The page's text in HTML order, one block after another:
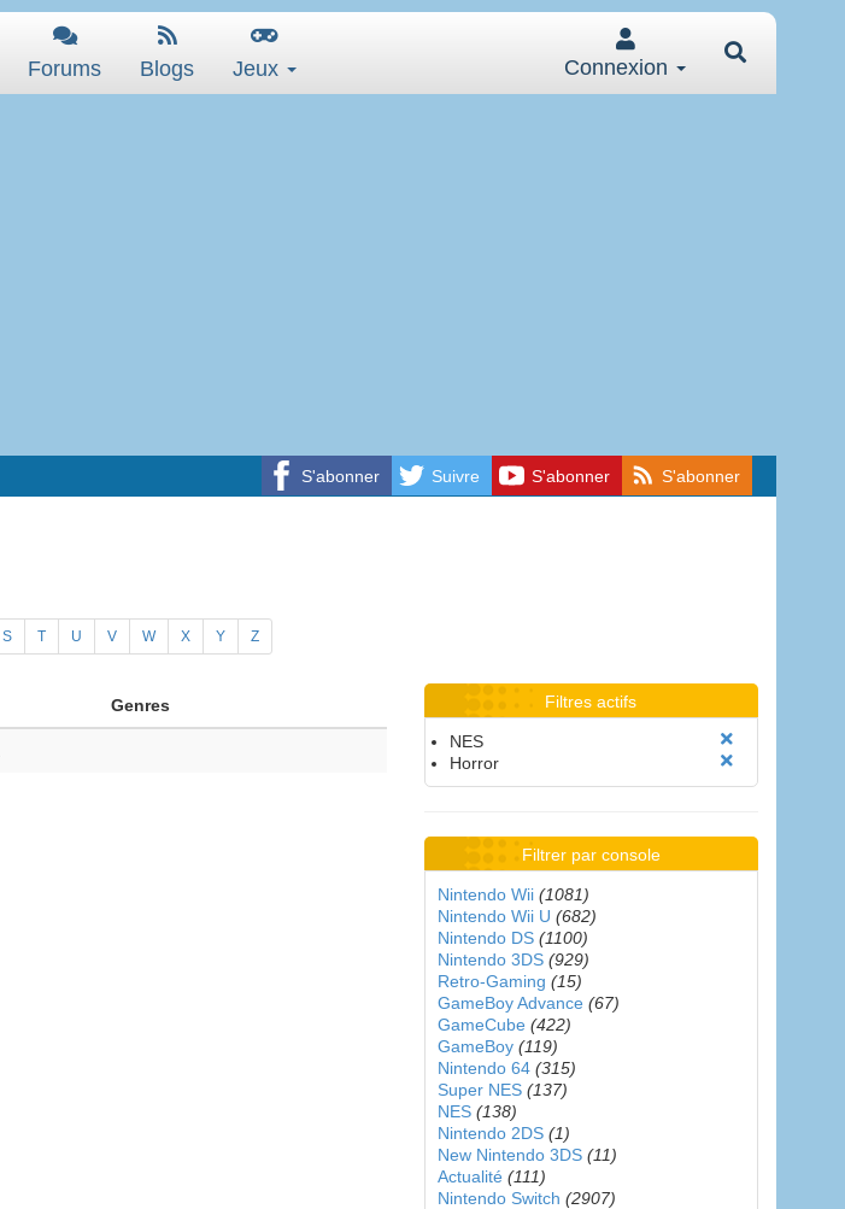
Forums Blogs Jeux Connexion
S'abonner Suivre S'abonner S'abonner
S T U V W X Y Z
Genres Filtres actifs
NES
Horror
Filtrer par console
Nintendo Wii (1081)
Nintendo Wii U (682)
Nintendo DS (1100)
Nintendo 3DS (929)
Retro-Gaming (15)
GameBoy Advance (67)
GameCube (422)
GameBoy (119)
Nintendo 64 (315)
Super NES (137)
NES (138)
Nintendo 2DS (1)
New Nintendo 3DS (11)
Actualité (111)
Nintendo Switch (2907)